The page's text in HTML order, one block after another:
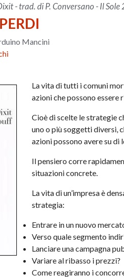
- trad. di P. Conversano - Il
Mancini
La vita di tutti i comuni
azioni che possono
Cioè di scelte le strategie
uno o più soggetti diversi,
azioni possono avere su di
Il pensiero corre
situazioni concrete.
La vita di un’impresa è
strategia:
Entrare in un nuovo
Verso quale segmento
Lanciare una campagna
Variare al ribasso i prezzi?
Come reagiranno i